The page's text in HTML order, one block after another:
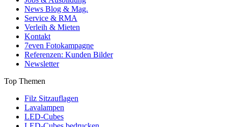
News Blog & Mag.
Service & RMA
Verleih & Mieten
Kontakt
7even Fotokampagne
Referenzen: Kunden Bilder
Newsletter
Top Themen
Filz Sitzauflagen
Lavalampen
LED-Cubes